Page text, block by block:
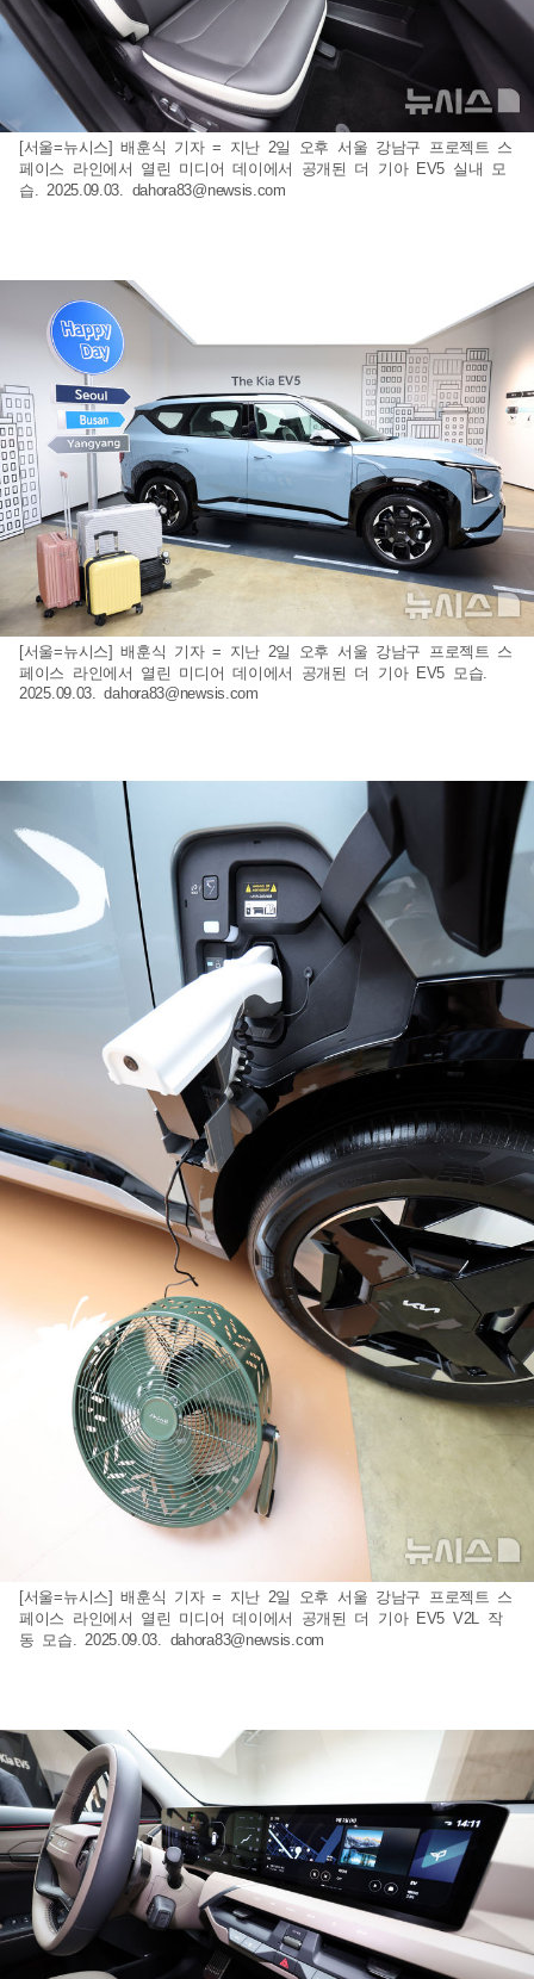
[서울=뉴시스] 배훈식 기자 = 지난 2일 오후 서울 강남구 프로젝트 스
페이스 라인에서 열린 미디어 데이에서 공개된 더 기아 EV5 실내 모
습. 2025.09.03. dahora83@newsis.com
[서울=뉴시스] 배훈식 기자 = 지난 2일 오후 서울 강남구 프로젝트 스
페이스 라인에서 열린 미디어 데이에서 공개된 더 기아 EV5 모습.
2025.09.03.dahora83@newsis.com
[서울=뉴시스] 배훈식 기자 = 지난 2일 오후 서울 강남구 프로젝트 스
페이스 라인에서 열린 미디어 데이에서 공개된 더 기아 EV5 V2L 작
동 모습. 2025.09.03. dahora83@newsis.com